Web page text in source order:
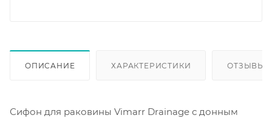
ОПИСАНИЕ ХАРАКТЕРИСТИКИ ОТЗЫВЫ
Сифон для раковины Vimarr Drainage с донным